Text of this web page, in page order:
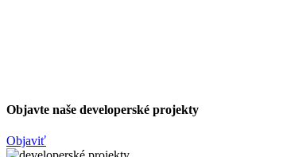
Objavte naše developerské projekty
Objaviť